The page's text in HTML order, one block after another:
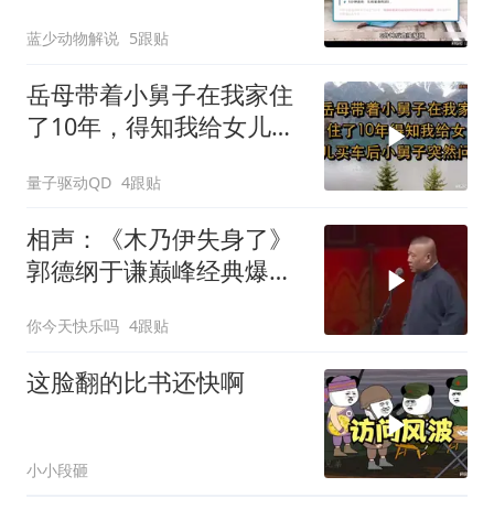
蓝少动物解说 5跟贴
岳母带着小舅子在我家住
了10年，得知我给女儿买
量子驱动QD 4跟贴
相声：《木乃伊失身了》
郭德纲于谦巅峰经典爆笑
你今天快乐吗 4跟贴
这脸翻的比书还快啊
小小段砸